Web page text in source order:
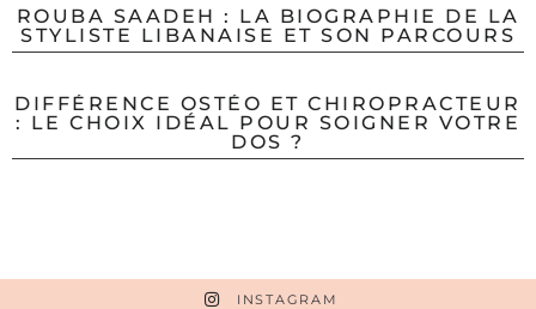
ROUBA SAADEH : LA BIOGRAPHIE DE LA
STYLISTE LIBANAISE ET SON PARCOURS
DIFFÉRENCE OSTÉO ET CHIROPRACTEUR
: LE CHOIX IDÉAL POUR SOIGNER VOTRE
DOS ?
INSTAGRAM